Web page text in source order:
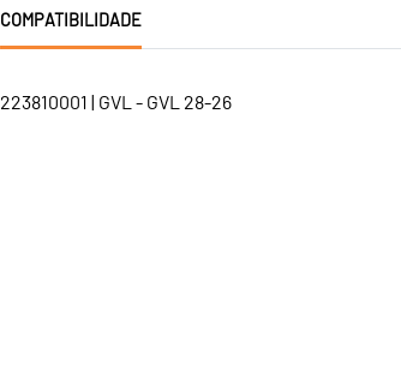
COMPATIBILIDADE
223810001 | GVL - GVL 28-26